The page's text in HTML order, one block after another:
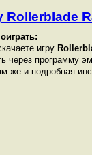
Rollerblade
игру
через программу
же и подробная